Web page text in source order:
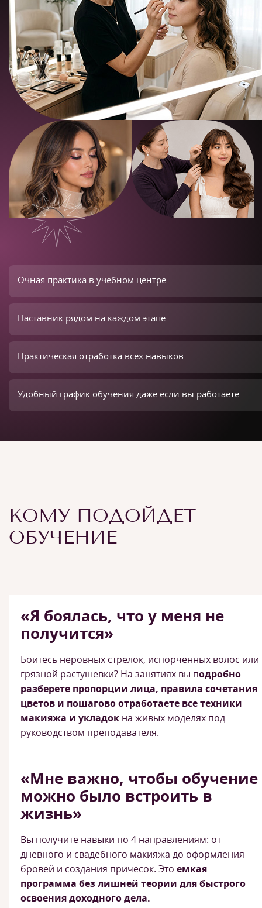
Очная практика в учебном центре
Наставник рядом на каждом этапе
Практическая отработка всех навыков
Удобный график обучения даже если вы работаете
КОМУ ПОДОЙДЕТ
ОБУЧЕНИЕ
«Я боялась, что у меня не
получится»
Боитесь неровных стрелок, испорченных волос или
грязной растушевки? На занятиях вы подробно
разберете пропорции лица, правила сочетания
цветов и пошагово отработаете все техники
макияжа и укладок на живых моделях под
руководством преподавателя.
«Мне важно, чтобы обучение
можно было встроить в
жизнь»
Вы получите навыки по 4 направлениям: от
дневного и свадебного макияжа до оформления
бровей и создания причесок. Это емкая
программа без лишней теории для быстрого
освоения доходного дела.